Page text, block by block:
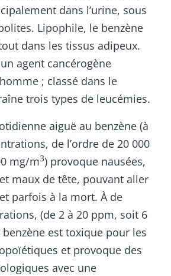
dans l’urine, sous
Lipophile, le benzène
dans les tissus adipeux.
agent cancérogène
; classé dans le
trois types de leucémies.
aiguë au benzène (à
de l’ordre de 20 000
mg/m3) provoque nausées,
maux de tête, pouvant aller
parfois à la mort. À de
(de 2 à 20 ppm, soit 6
benzène est toxique pour les
et provoque des
avec une